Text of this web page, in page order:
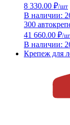
8 330.00 ₽/шт
В наличии:
300
41 660.00 ₽/
В наличии:
Крепеж для